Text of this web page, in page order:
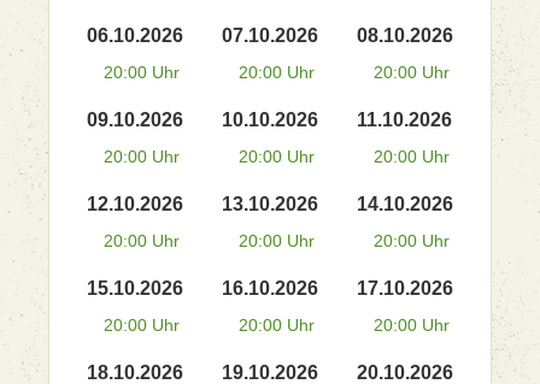
06.10.2026
20:00 Uhr
07.10.2026
20:00 Uhr
08.10.2026
20:00 Uhr
09.10.2026
20:00 Uhr
10.10.2026
20:00 Uhr
11.10.2026
20:00 Uhr
12.10.2026
20:00 Uhr
13.10.2026
20:00 Uhr
14.10.2026
20:00 Uhr
15.10.2026
20:00 Uhr
16.10.2026
20:00 Uhr
17.10.2026
20:00 Uhr
18.10.2026 19.10.2026 20.10.2026